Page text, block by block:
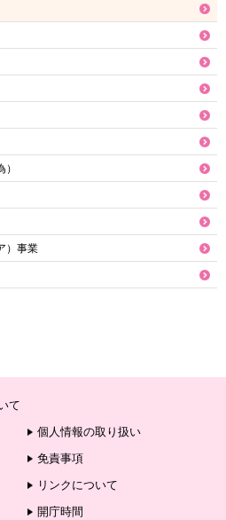
）事業
て
個人情報の取り扱い
免責事項
リンクについて
開庁時間